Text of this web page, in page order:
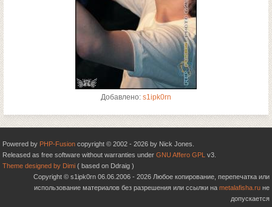
Добавлено: s1ipk0rn
Powered by PHP-Fusion copyright © 2002 - 2026 by Nick Jones.
Released as free software without warranties under GNU Affero GPL v3.
Theme designed by Dimi ( based on Ddraig )
Copyright © s1ipk0rn 06.06.2006 - 2026 Любое копирование, перепечатка или
использование материалов без разрешения или ссылки на metalafisha.ru не
допускается